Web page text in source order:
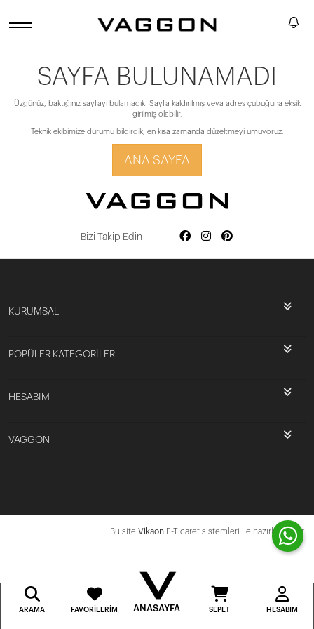
SAYFA BULUNAMADI
Üzgünüz, baktığınız sayfayı bulamadık. Sayfa kaldırılmış veya adres çubuğuna eksik
girilmiş olabilir.
Teknik ekibimize durumu bildirdik, en kısa zamanda düzeltmeyi umuyoruz.
ANA SAYFA
Bizi Takip Edin
KURUMSAL
POPÜLER KATEGORİLER
HESABIM
VAGGON
Bu site Vikaon E-Ticaret sistemleri ile hazırlanmıştır.
ARAMA FAVORILERIM ANASAYFA SEPET HESABIM